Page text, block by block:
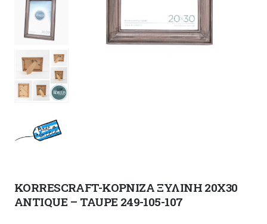
KORRESCRAFT-ΚΟΡΝΙΖΑ ΞΥΛΙΝΗ 20X30
ANTIQUE – TAUPE 249-105-107